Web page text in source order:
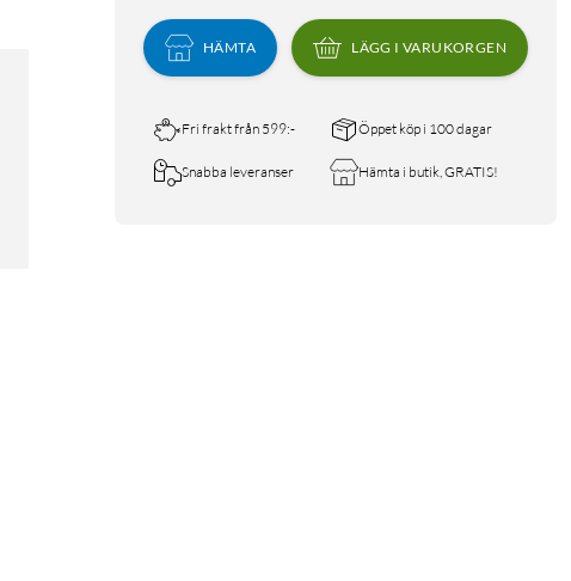
HÄMTA LÄGG I VARUKORGEN
Fri frakt från 599:- Öppet köp i 100 dagar
Snabba leveranser Hämta i butik, GRATIS!